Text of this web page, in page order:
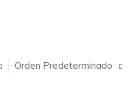
Orden Predeterminado